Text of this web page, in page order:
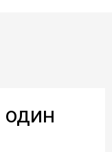
один